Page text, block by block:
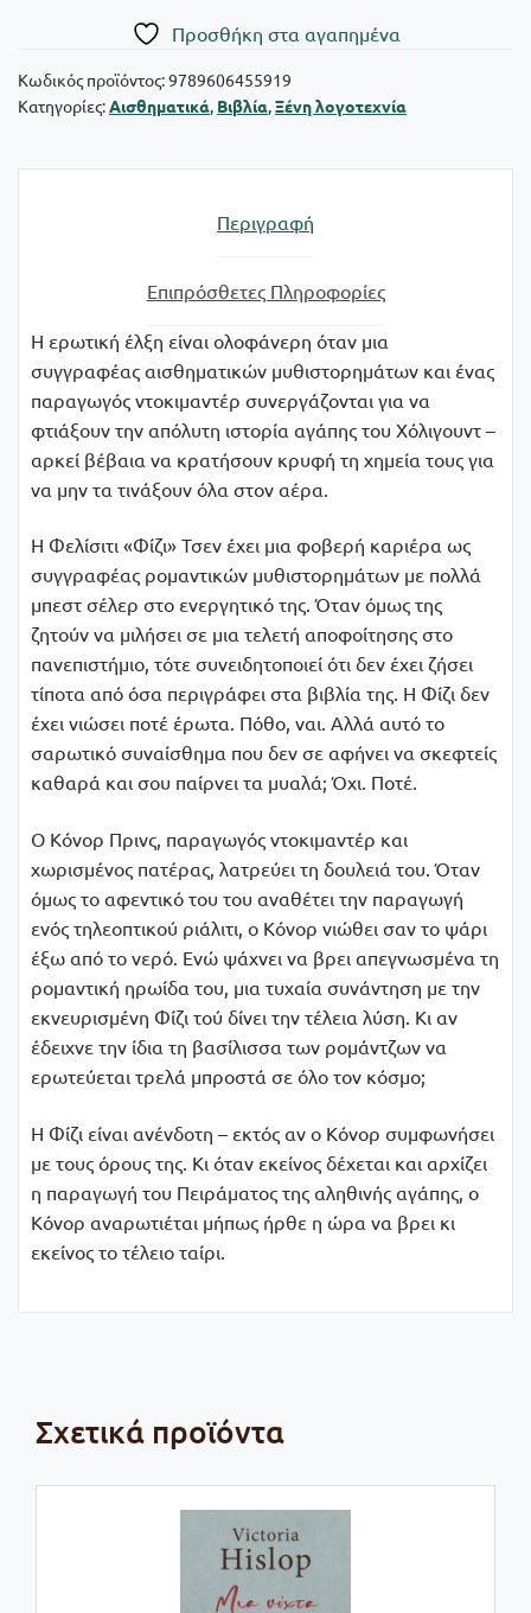
Πρoσθήκη στα αγαπημένα
Κωδικός προϊόντος:9789606455919
Κατηγορίες:Αισθηματικά, Βιβλία,Ξένη λογοτεχνία
Περιγραφή
Επιπρόσθετες Πληροφορίες
Η ερωτική έλξη είναι ολοφάνερη όταν μια
συγγραφέας αισθηματικών μυθιστορημάτων και ένας
παραγωγός ντοκιμαντέρ συνεργάζονται για να
φτιάξουν την απόλυτη ιστορία αγάπης του Χόλιγουντ –
αρκεί βέβαια να κρατήσουν κρυφή τη χημεία τους για
να μην τα τινάξουν όλα στον αέρα.
Η Φελίσιτι «Φίζι» Τσεν έχει μια φοβερή καριέρα ως
συγγραφέας ρομαντικών μυθιστορημάτων με πολλά
μπεστ σέλερ στο ενεργητικό της. Όταν όμως της
ζητούν να μιλήσει σε μια τελετή αποφοίτησης στο
πανεπιστήμιο, τότε συνειδητοποιεί ότι δεν έχει ζήσει
τίποτα από όσα περιγράφει στα βιβλία της. Η Φίζι δεν
έχει νιώσει ποτέ έρωτα. Πόθο, ναι. Αλλά αυτό το
σαρωτικό συναίσθημα που δεν σε αφήνει να σκεφτείς
καθαρά και σου παίρνει τα μυαλά; Όχι. Ποτέ.
Ο Κόνορ Πρινς, παραγωγός ντοκιμαντέρ και
χωρισμένος πατέρας, λατρεύει τη δουλειά του. Όταν
όμως το αφεντικό του του αναθέτει την παραγωγή
ενός τηλεοπτικού ριάλιτι, ο Κόνορ νιώθει σαν το ψάρι
έξω από το νερό. Ενώ ψάχνει να βρει απεγνωσμένα τη
ρομαντική ηρωίδα του, μια τυχαία συνάντηση με την
εκνευρισμένη Φίζι τού δίνει την τέλεια λύση. Κι αν
έδειχνε την ίδια τη βασίλισσα των ρομάντζων να
ερωτεύεται τρελά μπροστά σε όλο τον κόσμο;
Η Φίζι είναι ανένδοτη – εκτός αν ο Κόνορ συμφωνήσει
με τους όρους της. Κι όταν εκείνος δέχεται και αρχίζει
η παραγωγή του Πειράματος της αληθινής αγάπης, ο
Κόνορ αναρωτιέται μήπως ήρθε η ώρα να βρει κι
εκείνος το τέλειο ταίρι.
Σχετικά προϊόντα